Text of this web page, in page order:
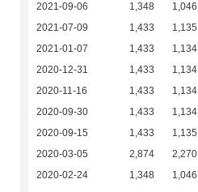
2021-09-06
1,348 1,046
2021-07-09
1,433 1,135
2021-01-07
1,433 1,134
2020-12-31
1,433 1,134
2020-11-16
1,433 1,134
2020-09-30
1,433 1,134
2020-09-15
1,433 1,135
2020-03-05
2,874 2,270
2020-02-24
1,348 1,046